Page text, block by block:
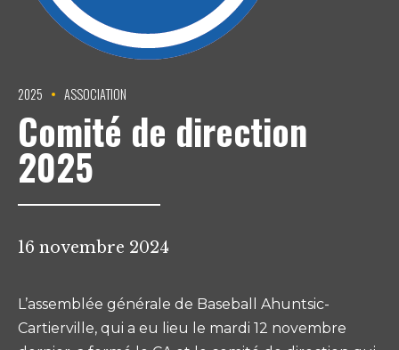
2025 ASSOCIATION
Comité de direction
2025
16 novembre 2024
L’assemblée générale de Baseball Ahuntsic-
Cartierville, qui a eu lieu le mardi 12 novembre